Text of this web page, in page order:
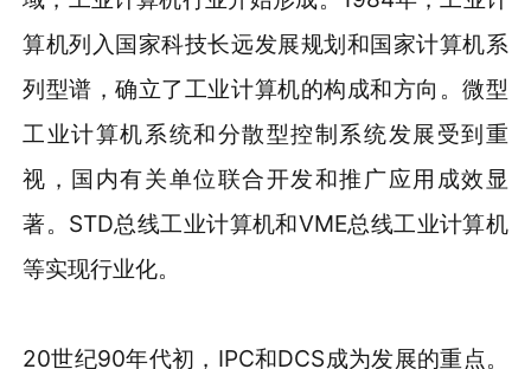
算机列入国家科技长远发展规划和国家计算机系
列型谱，确立了工业计算机的构成和方向。微型
工业计算机系统和分散型控制系统发展受到重
视，国内有关单位联合开发和推广应用成效显
著。STD总线工业计算机和VME总线工业计算机
等实现行业化。
20世纪90年代初，IPC和DCS成为发展的重点。